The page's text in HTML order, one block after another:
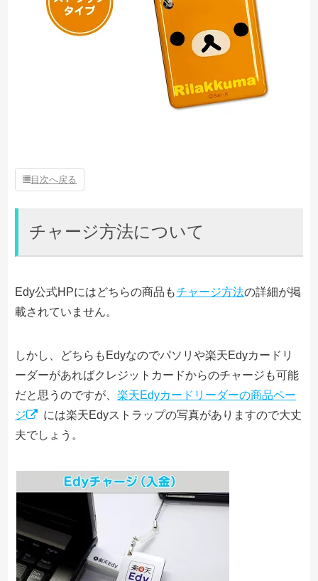
目次へ戻る
チャージ方法について
Edy公式HPにはどちらの商品もチャージ方法の詳細が掲
載されていません。
しかし、どちらもEdyなのでパソリや楽天Edyカードリ
ーダーがあればクレジットカードからのチャージも可能
だと思うのですが、楽天Edyカードリーダーの商品ペー
ジ
には楽天Edyストラップの写真がありますので大丈
夫でしょう。